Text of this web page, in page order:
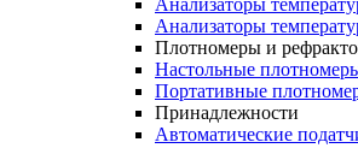
Анализаторы
Анализаторы
Плотномеры и
Настольные
Портативные
Принадлежности
Автоматические